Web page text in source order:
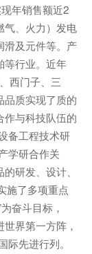
年销售额近2
气、火力）发电
滑及元件等。产
等行业。近年
西门子、三
品质实现了质的
作与科技队伍的
备工程技术研
学研合作关
研发、设计、
施了多项重点
奋斗目标，
界第一方阵，
先进行列。